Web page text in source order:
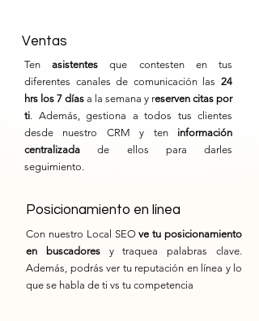
Ventas
Tenasistentes que contesten en tus
diferentes canales de comunicación las 24
hrs los 7 días a la semana y reserven citas por
ti. Además, gestiona a todos tus clientes
desde nuestro CRM y ten información
centralizada de ellos para darles
seguimiento.
Posicionamiento en línea
Con nuestro Local SEOve tu posicionamiento
en buscadoresy traquea palabras clave.
Además, podrás ver tu reputación en línea y lo
que se habla de ti vs tu competencia